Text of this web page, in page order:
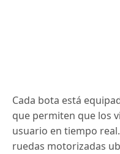
Cada bota está
que permiten que los
usuario en tiempo real.
ruedas motorizadas